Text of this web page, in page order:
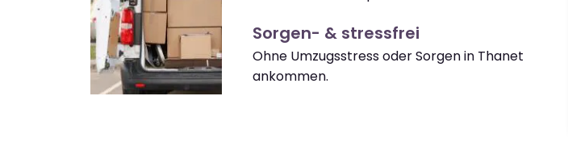
Sorgen- & stressfrei
Ohne Umzugsstress oder Sorgen in Thanet
ankommen.